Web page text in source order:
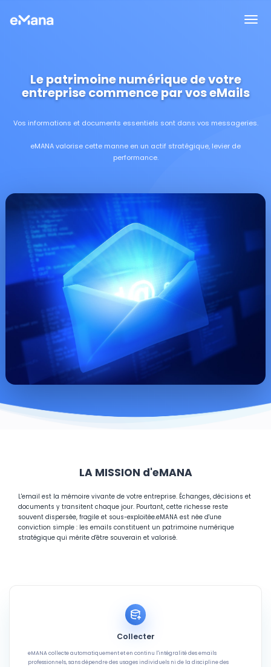
Le patrimoine numérique de votre
entreprise commence par vos eMails
Vos informations et documents essentiels sont dans vos messageries.
eMANA valorise cette manne en un actif stratégique, levier de
performance.
LA MISSION d'eMANA
L'email est la mémoire vivante de votre entreprise. Échanges, décisions et
documents y transitent chaque jour. Pourtant, cette richesse reste
souvent dispersée, fragile et sous-exploitée.eMANA est née d'une
conviction simple : les emails constituent un patrimoine numérique
stratégique qui mérite d'être souverain et valorisé.
Collecter
eMANA collecte automatiquement et en continu l'intégralité des emails
professionnels, sans dépendre des usages individuels ni de la discipline des